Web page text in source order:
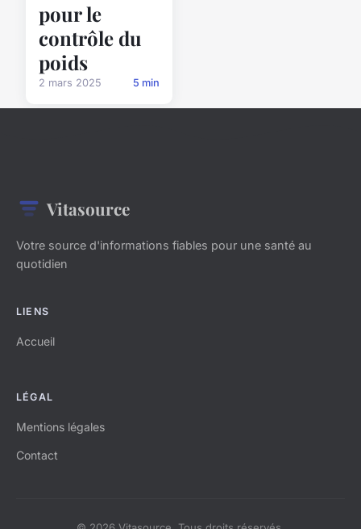
pour le
contrôle du
poids
2 mars 2025 5 min
Vitasource
Votre source d'informations fiables pour une santé au
quotidien
LIENS
Accueil
LÉGAL
Mentions légales
Contact